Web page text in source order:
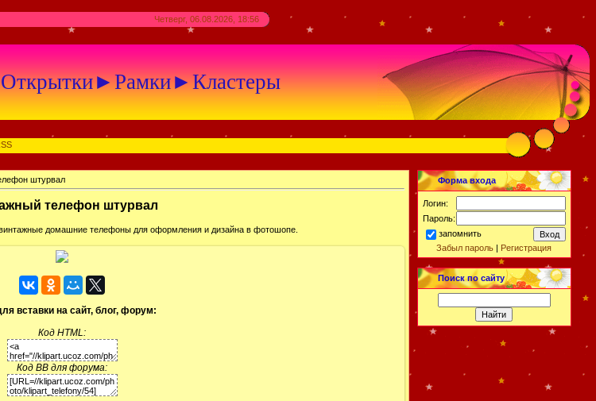
Четверг, 06.08.2026, 18:56
штурвал
телефон штурвал
домашние телефоны для оформления и дизайна в фотошопе.
вставки на сайт, блог, форум:
Код HTML:
Код BB для форума:
Форма входа
Логин:
Пароль:
запомнить
Забыл пароль | Регистрация
Поиск по сайту